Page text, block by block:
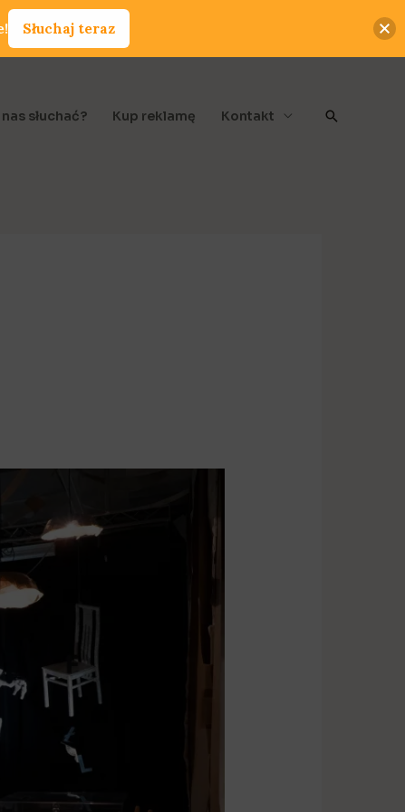
słuchać? Kup reklamę Kontakt Szukaj
Słuchaj teraz